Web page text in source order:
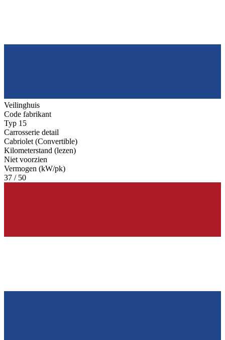
Veilinghuis
Code fabrikant
Typ 15
Carrosserie detail
Cabriolet (Convertible)
Kilometerstand (lezen)
Niet voorzien
Vermogen (kW/pk)
37 / 50